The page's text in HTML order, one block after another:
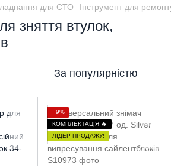
для СТО Інструмент для
зняття втулок,
За популярністю
−9%
КОМПЛЕКТАЦІЯ 🔥
ЛІДЕР ПРОДАЖУ!